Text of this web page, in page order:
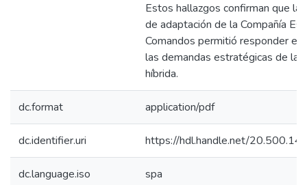
Estos hallazgos confirman que la
de adaptación de la Compañía
Comandos permitió responder
las demandas estratégicas de la
híbrida.
dc.format application/pdf
dc.identifier.uri https://hdl.handle.net/
dc.language.iso spa